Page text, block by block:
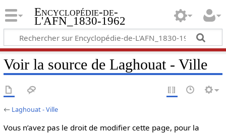
Encyclopédie-de-
L'AFN_1830-1962
Voir la source de Laghouat - Ville
← Laghouat - Ville
Vous n’avez pas le droit de modifier cette page, pour la